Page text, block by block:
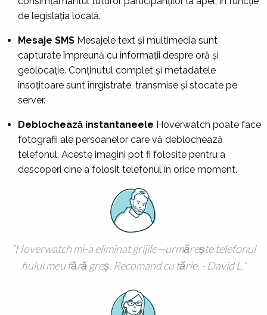
de legislația locală.
Mesaje SMS Mesajele text și multimedia sunt
capturate împreună cu informații despre oră și
geolocație. Conținutul complet și metadatele
însoțitoare sunt înrgistrate, transmise și stocate pe
server.
Deblochează instantaneele Hoverwatch poate face
fotografii ale persoanelor care vă deblochează
telefonul. Aceste imagini pot fi folosite pentru a
descoperi cine a folosit telefonul în orice moment.
Hoverwatch mi-a eliminat grijile—urmărește telefonul
fiului meu fără greș. Recomand cu tărie. - David L.